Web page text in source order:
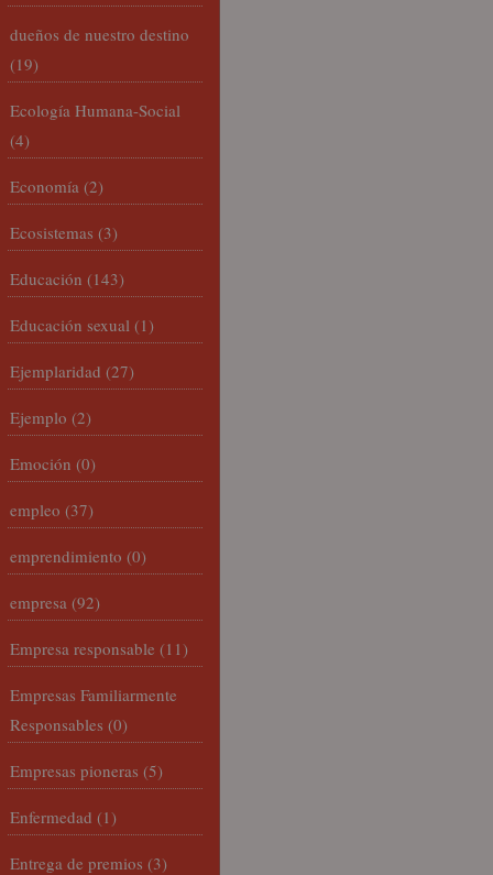
dueños de nuestro destino
(19)
Ecología Humana-Social
(4)
Economía (2)
Ecosistemas (3)
Educación (143)
Educación sexual (1)
Ejemplaridad (27)
Ejemplo (2)
Emoción (0)
empleo (37)
emprendimiento (0)
empresa (92)
Empresa responsable (11)
Empresas Familiarmente
Responsables (0)
Empresas pioneras (5)
Enfermedad (1)
Entrega de premios (3)